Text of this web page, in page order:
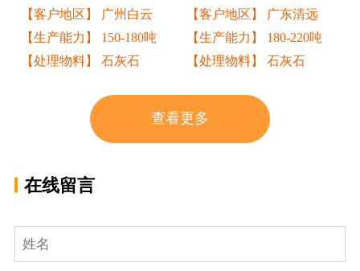
【客户地区】 广州白云
【生产能力】 150-180吨
【处理物料】 石灰石
【客户地区】 广东清远
【生产能力】 180-220吨
【处理物料】 石灰石
查看更多
在线留言